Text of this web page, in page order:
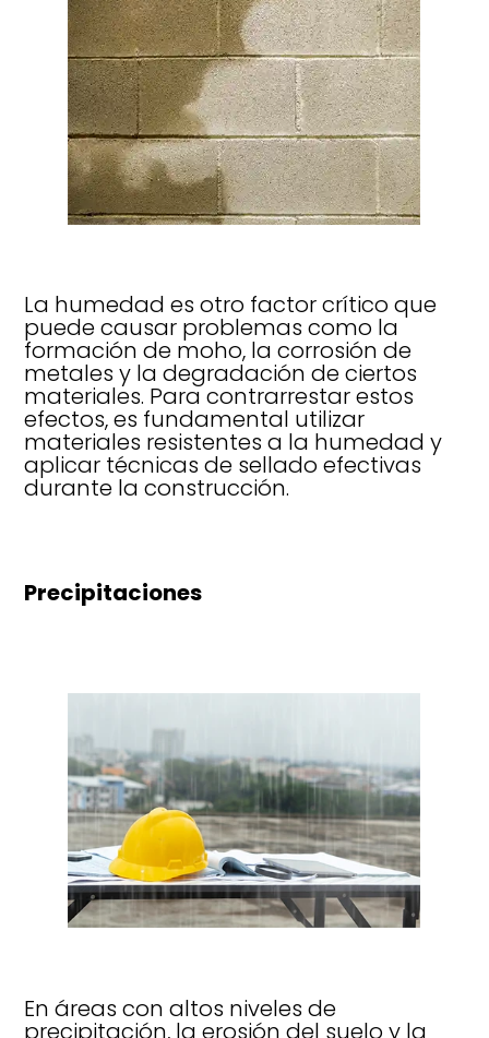
La humedad es otro factor crítico que
puede causar problemas como la
formación de moho, la corrosión de
metales y la degradación de ciertos
materiales. Para contrarrestar estos
efectos, es fundamental utilizar
materiales resistentes a la humedad y
aplicar técnicas de sellado efectivas
durante la construcción.
Precipitaciones
En áreas con altos niveles de
precipitación, la erosión del suelo y la